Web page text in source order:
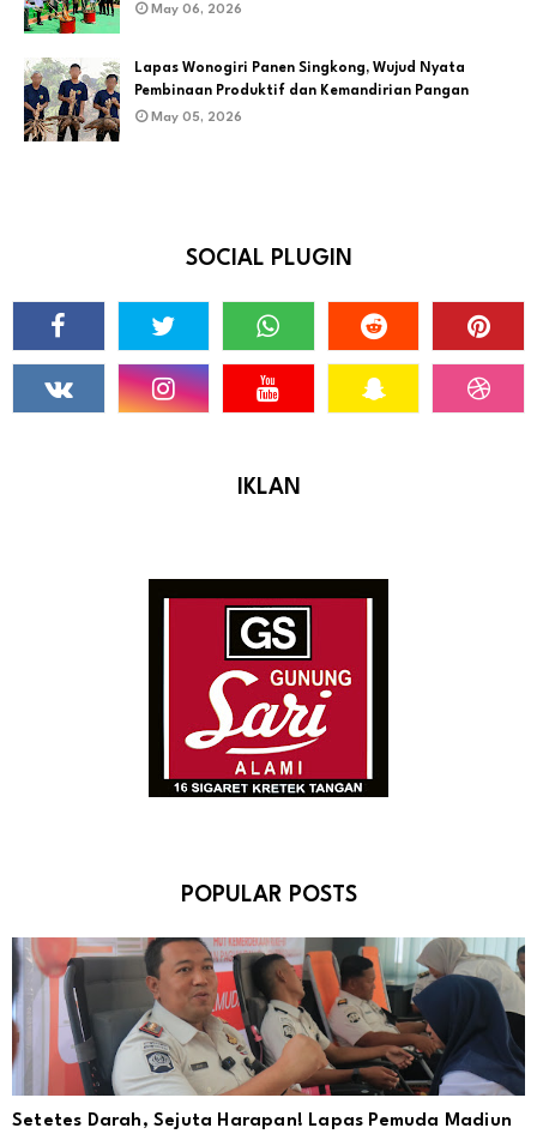
May 06, 2026
Lapas Wonogiri Panen Singkong, Wujud Nyata
Pembinaan Produktif dan Kemandirian Pangan
May 05, 2026
SOCIAL PLUGIN
IKLAN
POPULAR POSTS
Setetes Darah, Sejuta Harapan! Lapas Pemuda Madiun